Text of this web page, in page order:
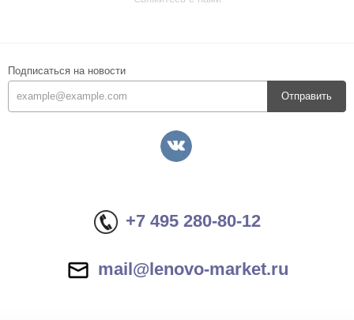
Подписаться на новости
Отправить
+7 495 280-80-12
mail@lenovo-market.ru